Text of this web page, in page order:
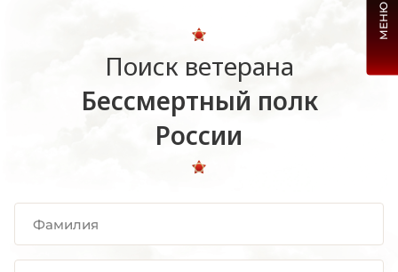
Поиск ветерана
Бессмертный полк
России
МЕНЮ